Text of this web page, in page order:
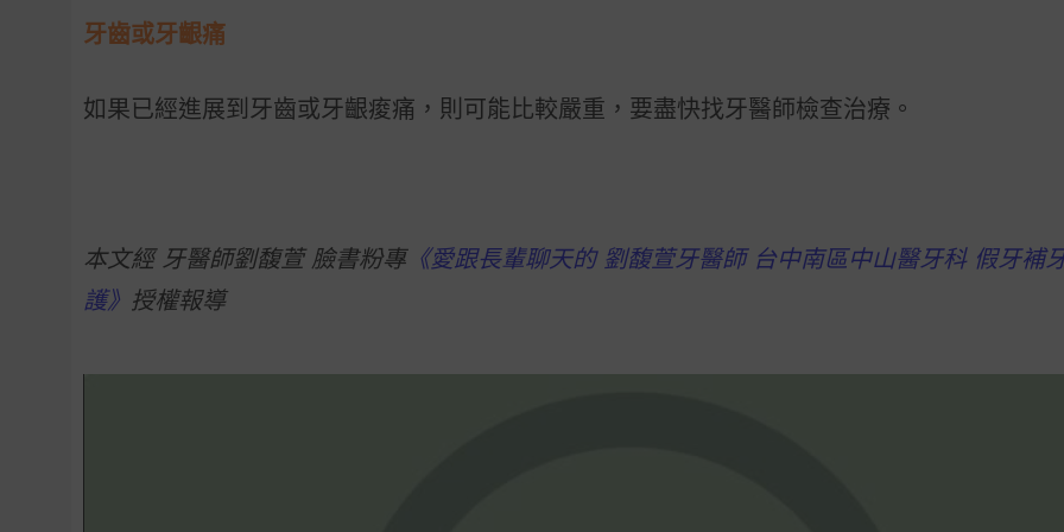
牙齒或牙齦痛
如果已經進展到牙齒或牙齦痠痛，則可能比較嚴重，要盡快找牙醫師檢查治療。
本文經 牙醫師劉馥萱 臉書粉專《愛跟長輩聊天的 劉馥萱牙醫師 台中南區中山醫牙科 假牙補
護》 授權報導